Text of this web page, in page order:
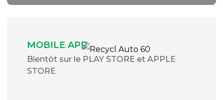
MOBILE APP
Bientôt sur le PLAY STORE et APPLE
STORE